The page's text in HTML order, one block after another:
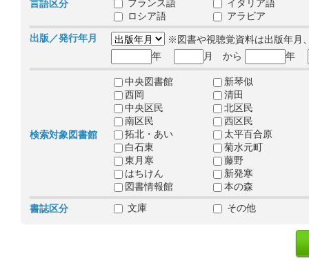
言語区分
フランス語
イタリア語
ロシア語
アラビア
出版／発行年月
※図書や視聴覚資料は出版年月
年
月 から 年
検索対象図書館
中央図書館
新琴似
西岡
清田
中央区民
北区民
南区民
西区民
拓北・あい
太平百合原
白石東
菊水元町
東月寒
藤野
はちけん
新発寒
図書情報館
本の森
書誌区分
文庫 その他